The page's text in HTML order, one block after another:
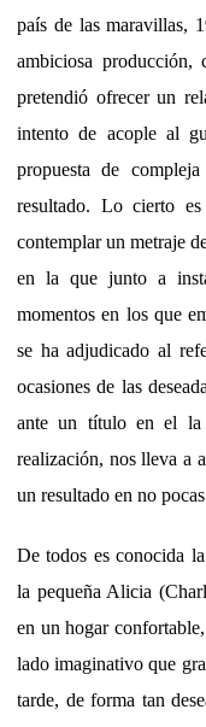
país de las maravillas,
ambiciosa
pretendió ofrecer un
intento de acople al
propuesta de
resultado. Lo cierto
contemplar un metraje
en la que junto a
momentos en los que
se ha adjudicado al
ocasiones de las
ante un título en el la
realización, nos lleva a
un resultado en no
De todos es conocida
la pequeña Alicia
en un hogar
lado imaginativo que
tarde, de forma tan